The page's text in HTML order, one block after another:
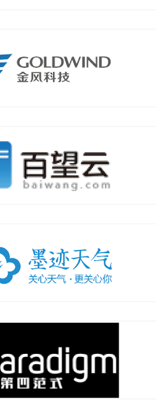
有限公司
迹风云科技股份有限公司
月签约「互联网公司」
（北京）技术有限公司
子股份有限公司
07月签约「金融领域」